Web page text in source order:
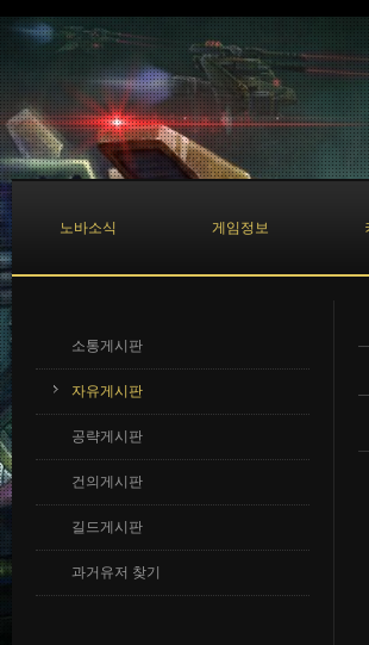
노바소식 게임정보
소통게시판
자유게시판
공략게시판
건의게시판
길드게시판
과거유저 찾기
Sketchbook5, 스케치
Sketchbook5, 스케치